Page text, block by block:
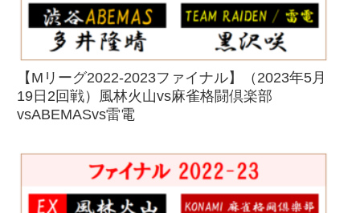
【Mリーグ2022-2023ファイナル】（2023年5月
19日2回戦）風林火山vs麻雀格闘倶楽部
vsABEMASvs雷電